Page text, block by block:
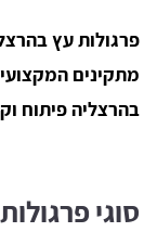
פרגולות עץ
מתקינים
בהרצליה פיתוח
סוגי